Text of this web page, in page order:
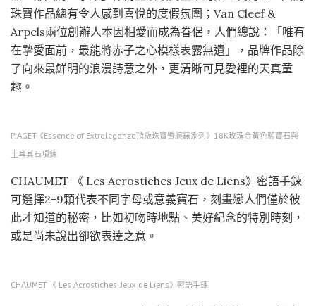
珠寶作品總有令人感到喜悅的度假氛圍；Van Cleef &
Arpels兩位創辦人本因相愛而成為眷侶，人們總說：「唯有
在摯愛面前，最能將赤子之心模樣表露無遺」，品牌作品除
了向來最鮮明的浪漫詩意之外，更清晰可見愛裡的天真童
趣。
PIAGET《Essence of Extraleganza頂級珠寶暨腕錶系列》18K玫瑰金黃色藍寶石與
土耳其石項鍊
CHAUMET 《 Les Acrostiches Jeux de Liens》密語手鍊
可選擇2-9顆代表不同字母或意義寶石，刻畫戀人們僅於彼
此才知道的秘密，比如初吻時地點、美好紀念的特別時刻，
或是尚未說出卻欲表達之意。
CHAUMET 《 Les Acrostiches Jeux de Liens》密語手鍊